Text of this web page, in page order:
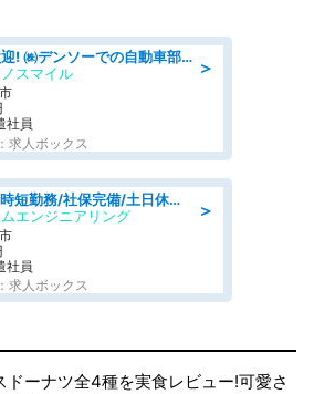
＞
未経験者大歓迎! ㈱デンソーでの自動車部品の組立作業 denso aichi
スマイル
社員
求人ボックス
＞
8時30分～の時短勤務/社保完備/土日休み/人物重視の選考/ねじ締めや梱包業務
エンジニアリング
社員
求人ボックス
ドーナツ全4種を実食レビュー!可愛さ